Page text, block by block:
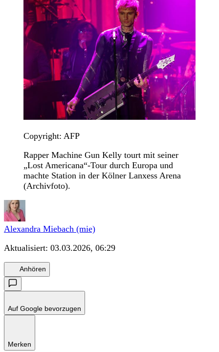
Copyright: AFP
Rapper Machine Gun Kelly tourt mit seiner
„Lost Americana“-Tour durch Europa und
machte Station in der Kölner Lanxess Arena
(Archivfoto).
Alexandra Miebach (mie)
Aktualisiert: 03.03.2026, 06:29
Anhören
Auf Google bevorzugen
Merken